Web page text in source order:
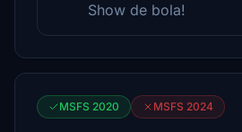
Show de bola!
MSFS 2020 MSFS 2024